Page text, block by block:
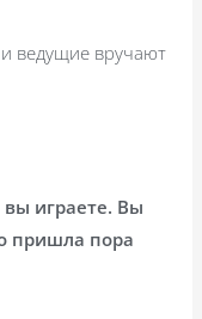
ведущие вручают
играете. Вы
пришла пора